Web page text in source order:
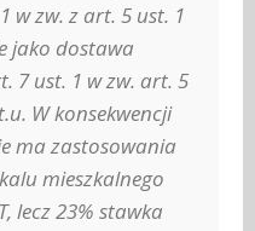
w zw. z art. 5 ust. 1
jako dostawa
7 ust. 1 w zw. art. 5
W konsekwencji
ma zastosowania
mieszkalnego
lecz 23% stawka